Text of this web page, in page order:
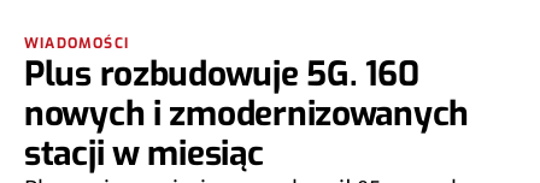
WIADOMOŚCI
Plus rozbudowuje 5G. 160
nowych i zmodernizowanych
stacji w miesiąc